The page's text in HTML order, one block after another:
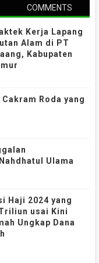
COMMENTS
Kerja Lapang
Alam di PT
Kabupaten
Roda yang
Ulama
Haji 2024 yang
usai Kini
Ungkap Dana